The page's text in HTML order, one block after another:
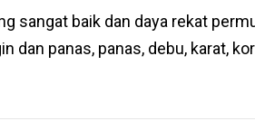
sangat baik dan daya rekat
dan panas, panas, debu, karat,